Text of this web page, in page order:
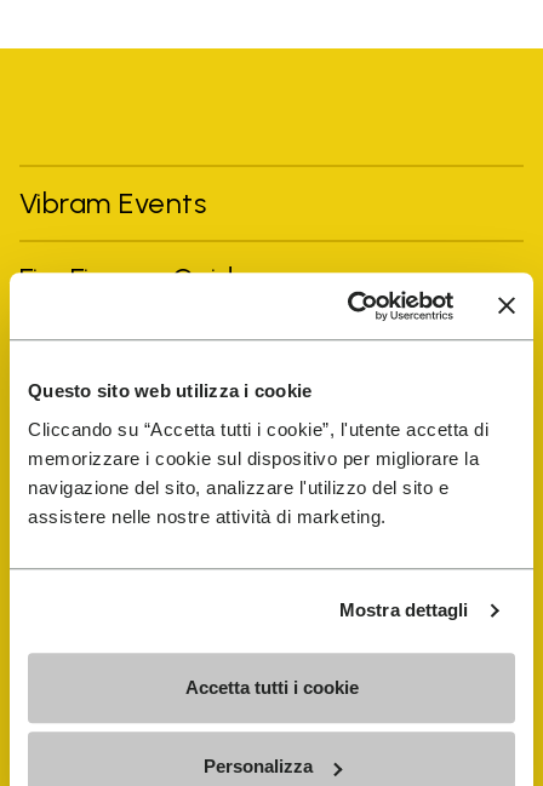
Questo sito web utilizza i cookie
Cliccando su “Accetta tutti i cookie”, l'utente accetta di
memorizzare i cookie sul dispositivo per migliorare la
navigazione del sito, analizzare l'utilizzo del sito e
assistere nelle nostre attività di marketing.
Mostra dettagli
Accetta tutti i cookie
Personalizza
Vibram Events
FiveFingers Guide
E-SHOP
Schuhreparatur-Finder
Store Locator